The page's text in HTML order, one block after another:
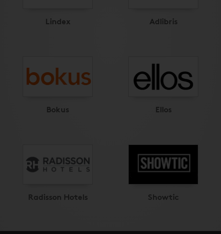
Lindex Adlibris
Bokus Ellos
Radisson Hotels Showtic